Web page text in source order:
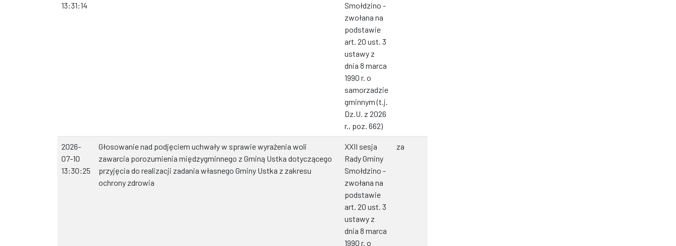
13:31:14
Smołdzino -
zwołana na
podstawie
art. 20 ust. 3
ustawy z
dnia 8 marca
1990 r. o
samorzadzie
gminnym (t.j.
Dz.U. z 2026
r., poz. 662)
2026-
07-10
13:30:25
Głosowanie nad podjęciem uchwały w sprawie wyrażenia woli
zawarcia porozumienia międzygminnego z Gminą Ustka dotyczącego
przyjęcia do realizacji zadania własnego Gminy Ustka z zakresu
ochrony zdrowia
XXII sesja
Rady Gminy
Smołdzino -
zwołana na
podstawie
art. 20 ust. 3
ustawy z
dnia 8 marca
1990 r. o
za